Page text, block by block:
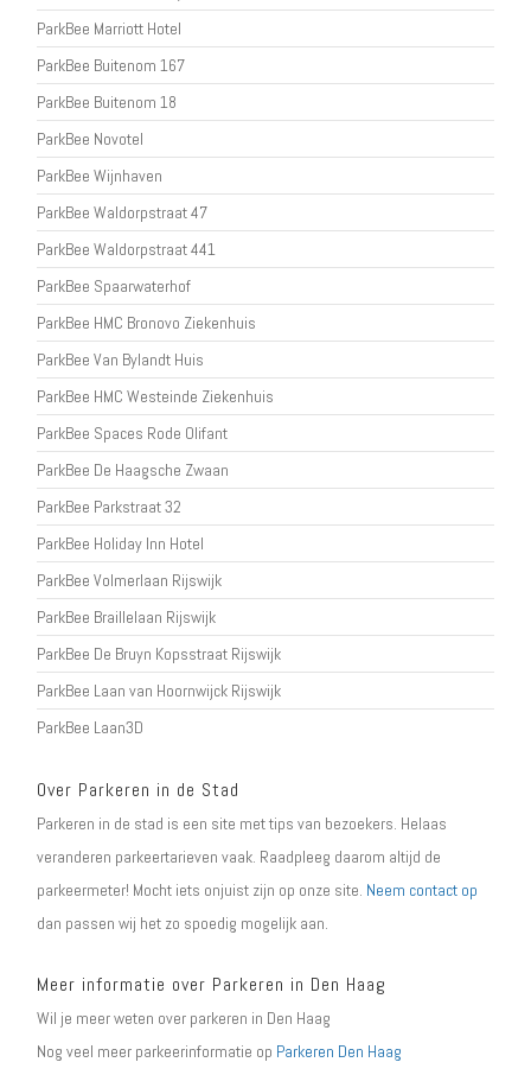
ParkBee Marriott Hotel
ParkBee Buitenom 167
ParkBee Buitenom 18
ParkBee Novotel
ParkBee Wijnhaven
ParkBee Waldorpstraat 47
ParkBee Waldorpstraat 441
ParkBee Spaarwaterhof
ParkBee HMC Bronovo Ziekenhuis
ParkBee Van Bylandt Huis
ParkBee HMC Westeinde Ziekenhuis
ParkBee Spaces Rode Olifant
ParkBee De Haagsche Zwaan
ParkBee Parkstraat 32
ParkBee Holiday Inn Hotel
ParkBee Volmerlaan Rijswijk
ParkBee Braillelaan Rijswijk
ParkBee De Bruyn Kopsstraat Rijswijk
ParkBee Laan van Hoornwijck Rijswijk
ParkBee Laan3D
Over Parkeren in de Stad
Parkeren in de stad is een site met tips van bezoekers. Helaas
veranderen parkeertarieven vaak. Raadpleeg daarom altijd de
parkeermeter! Mocht iets onjuist zijn op onze site. Neem contact op
dan passen wij het zo spoedig mogelijk aan.
Meer informatie over Parkeren in Den Haag
Wil je meer weten over parkeren in Den Haag
Nog veel meer parkeerinformatie op Parkeren Den Haag